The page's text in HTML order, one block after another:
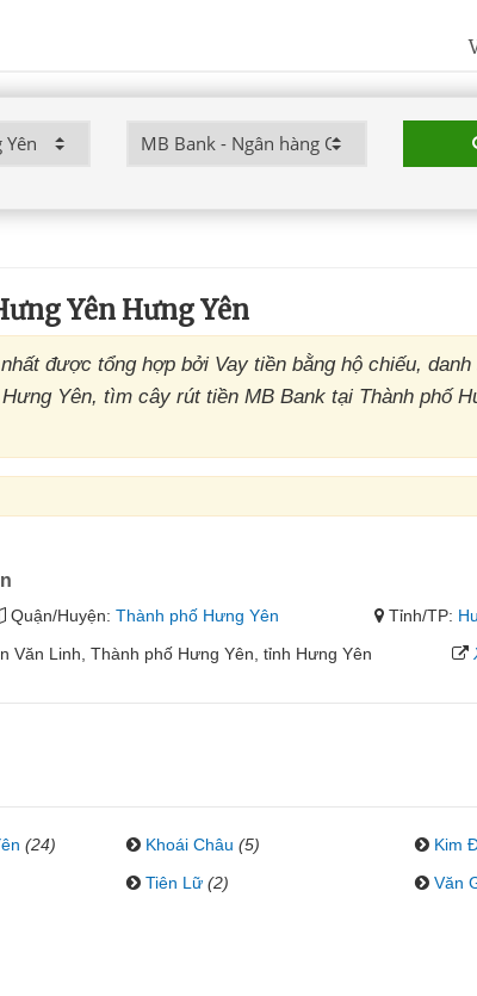
Yên Hưng Yên
được tổng hợp bởi Vay tiền bằng hộ chiếu,
Yên, tìm cây rút tiền MB Bank tại Thành phố
Quận/Huyện: Thành phố Hưng Yên Tỉnh/TP:
Văn Linh, Thành phố Hưng Yên, tỉnh Hưng Yên
(24) Khoái Châu (5) Kim
Tiên Lữ (2) Văn